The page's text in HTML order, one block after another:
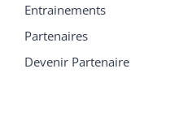
Entrainements
Partenaires
Devenir Partenaire